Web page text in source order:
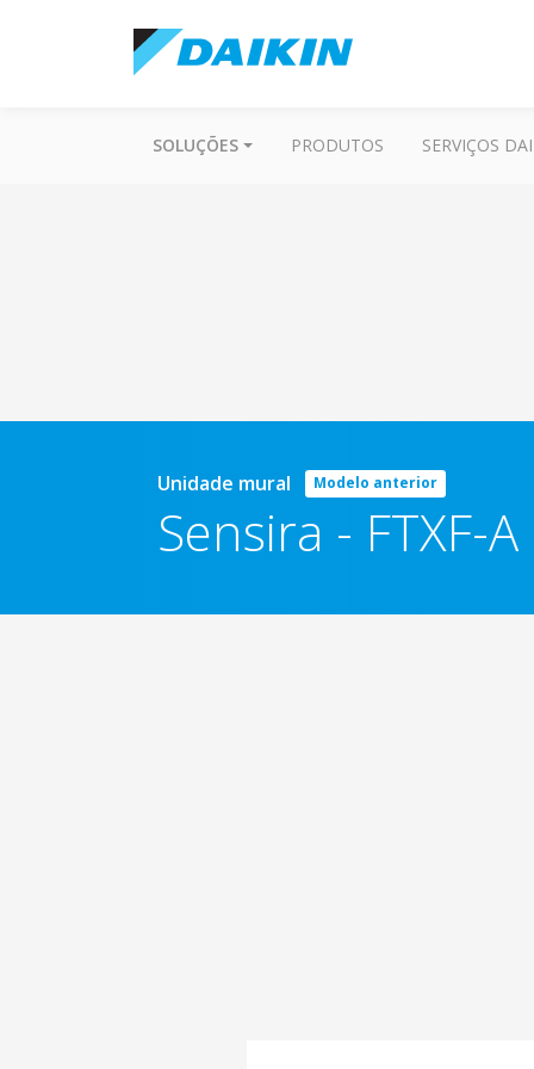
SOLUÇÕES PRODUTOS SERVIÇOS
Unidade mural Modelo anterior
Sensira - FTXF-A